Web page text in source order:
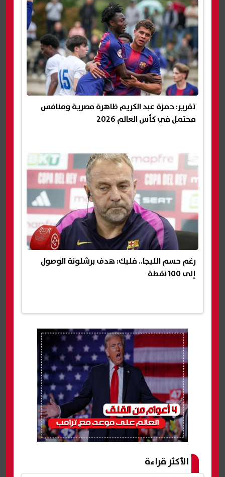
تقرير: حمزة عبد الكريم ظاهرة مصرية ومنافس
محتمل في كأس العالم 2026
رغم حسم الليجا.. فليك: هدف برشلونة الوصول
إلى 100 نقطة
الأكثر قراءة